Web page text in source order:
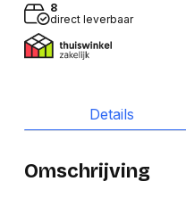
8
direct leverbaar
Details
Omschrijving